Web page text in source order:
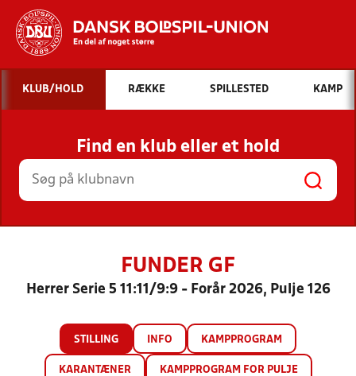
Hvad vil du søge efter?
INDHOLD OG NYHEDER
STILLINGER, RESULTATER, KLUBBER OG
HOLD
KLUB/HOLD RÆKKE SPILLESTED KAMP
Find en klub eller et hold
FUNDER GF
Herrer Serie 5 11:11/9:9 - Forår 2026, Pulje 126
STILLING INFO KAMPPROGRAM
KARANTÆNER KAMPPROGRAM FOR PULJE